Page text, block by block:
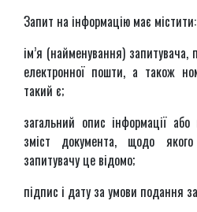
Запит на інформацію має містити:
ім’я (найменування) запитувача,
електронної пошти, а також
такий є;
загальний опис інформації
зміст документа, щодо
запитувачу це відомо;
підпис і дату за умови подання